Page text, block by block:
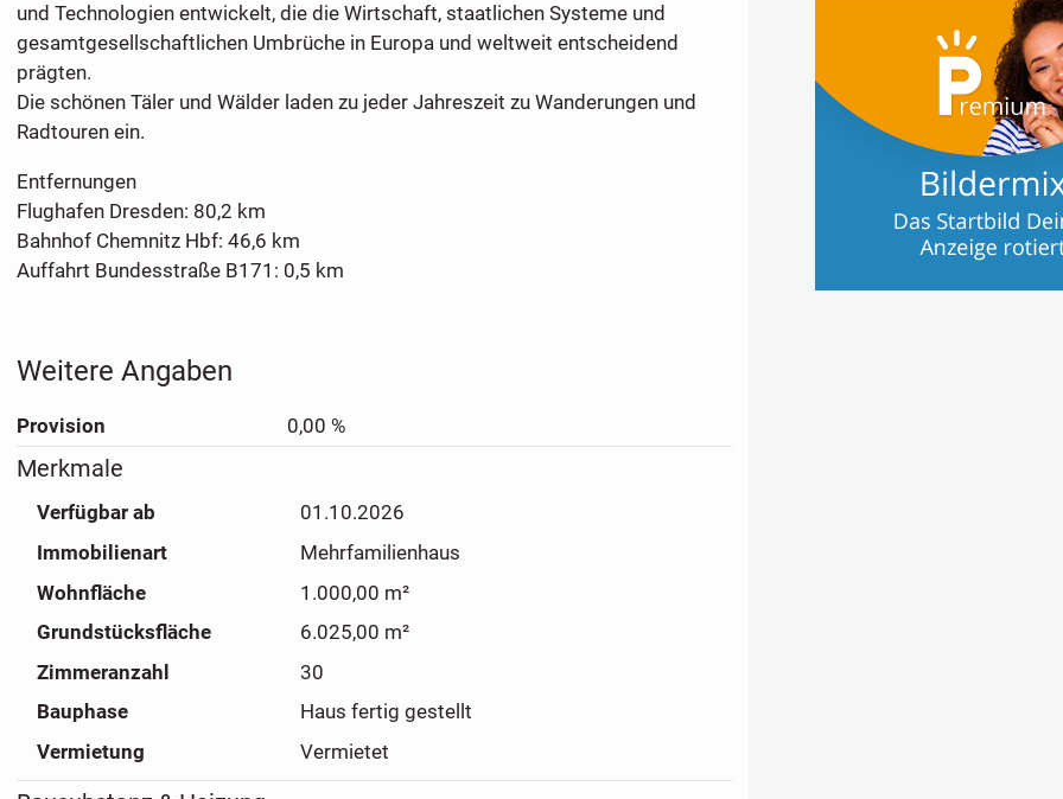
und Technologien entwickelt, die die Wirtschaft, staatlichen Systeme und
gesamtgesellschaftlichen Umbrüche in Europa und weltweit entscheidend
prägten.
Die schönen Täler und Wälder laden zu jeder Jahreszeit zu Wanderungen und
Radtouren ein.
Entfernungen
Flughafen Dresden: 80,2 km
Bahnhof Chemnitz Hbf: 46,6 km
Auffahrt Bundesstraße B171: 0,5 km
Weitere Angaben
Provision 0,00 %
Merkmale
Verfügbar ab
01.10.2026
Immobilienart
Mehrfamilienhaus
Wohnfläche
1.000,00 m²
Grundstücksfläche
6.025,00 m²
Zimmeranzahl
30
Bauphase
Haus fertig gestellt
Vermietung
Vermietet